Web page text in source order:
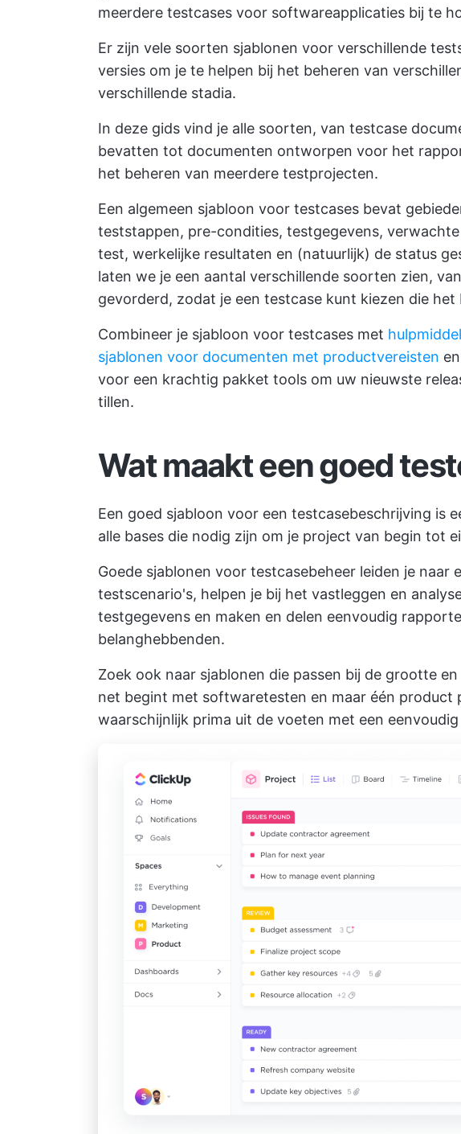
meerdere testcases voor softwareapplicaties bij te
Er zijn vele soorten sjablonen voor verschillende
versies om je te helpen bij het beheren van
verschillende stadia.
In deze gids vind je alle soorten, van testcase
bevatten tot documenten ontworpen voor het
het beheren van meerdere testprojecten.
Een algemeen sjabloon voor testcases bevat
teststappen, pre-condities, testgegevens,
test, werkelijke resultaten en (natuurlijk) de status
laten we je een aantal verschillende soorten zien,
gevorderd, zodat je een testcase kunt kiezen die
Combineer je sjabloon voor testcases met
sjablonen voor documenten met productvereisten
voor een krachtig pakket tools om uw nieuwste
tillen.
Wat maakt een goed
Een goed sjabloon voor een testcasebeschrijving is
alle bases die nodig zijn om je project van begin tot
Goede sjablonen voor testcasebeheer leiden je naar
testscenario's, helpen je bij het vastleggen en
testgegevens en maken en delen eenvoudig
belanghebbenden.
Zoek ook naar sjablonen die passen bij de grootte
net begint met softwaretesten en maar één product
waarschijnlijk prima uit de voeten met een